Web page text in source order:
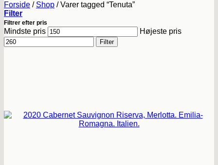
Forside / Shop /Varer tagged “Tenuta”
Filter
Filtrer efter pris
Mindste pris Højeste pris
Filter